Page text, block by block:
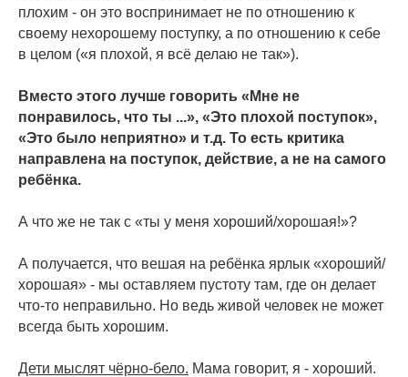
плохим - он это воспринимает не по отношению к
своему нехорошему поступку, а по отношению к себе
в целом («я плохой, я всё делаю не так»).
Вместо этого лучше говорить «Мне не
понравилось, что ты ...», «Это плохой поступок»,
«Это было неприятно» и т.д. То есть критика
направлена на поступок, действие, а не на самого
ребёнка.
А что же не так с «ты у меня хороший/хорошая!»?
А получается, что вешая на ребёнка ярлык «хороший/
хорошая» - мы оставляем пустоту там, где он делает
что-то неправильно. Но ведь живой человек не может
всегда быть хорошим.
Дети мыслят чёрно-бело. Мама говорит, я - хороший.